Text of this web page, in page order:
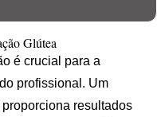
Glútea
é crucial para a
profissional. Um
resultados